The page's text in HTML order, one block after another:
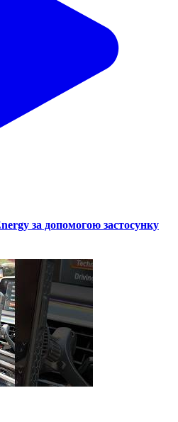
за допомогою застосунку